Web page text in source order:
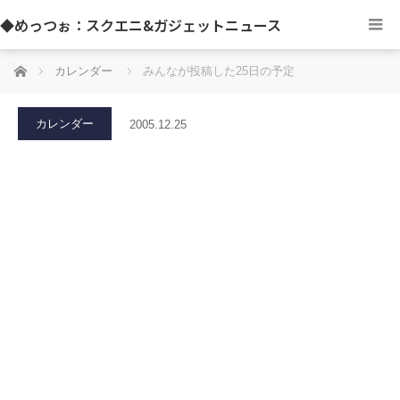
◆めっつぉ：スクエニ&ガジェットニュース
ホーム カレンダー みんなが投稿した25日の予定
カレンダー 2005.12.25